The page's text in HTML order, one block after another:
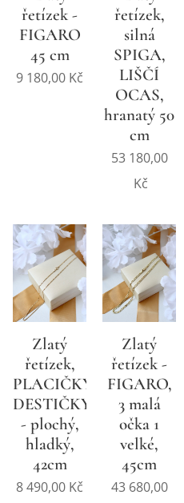
řetízek -
FIGARO
45 cm
9 180,00 Kč
řetízek,
silná
SPIGA,
LIŠČÍ
OCAS,
hranatý 50
cm
53 180,00
Kč
Zlatý
řetízek,
PLACIČKY,
DESTIČKY
- plochý,
hladký,
42cm
8 490,00 Kč
Zlatý
řetízek -
FIGARO,
3 malá
očka 1
velké,
45cm
43 680,00